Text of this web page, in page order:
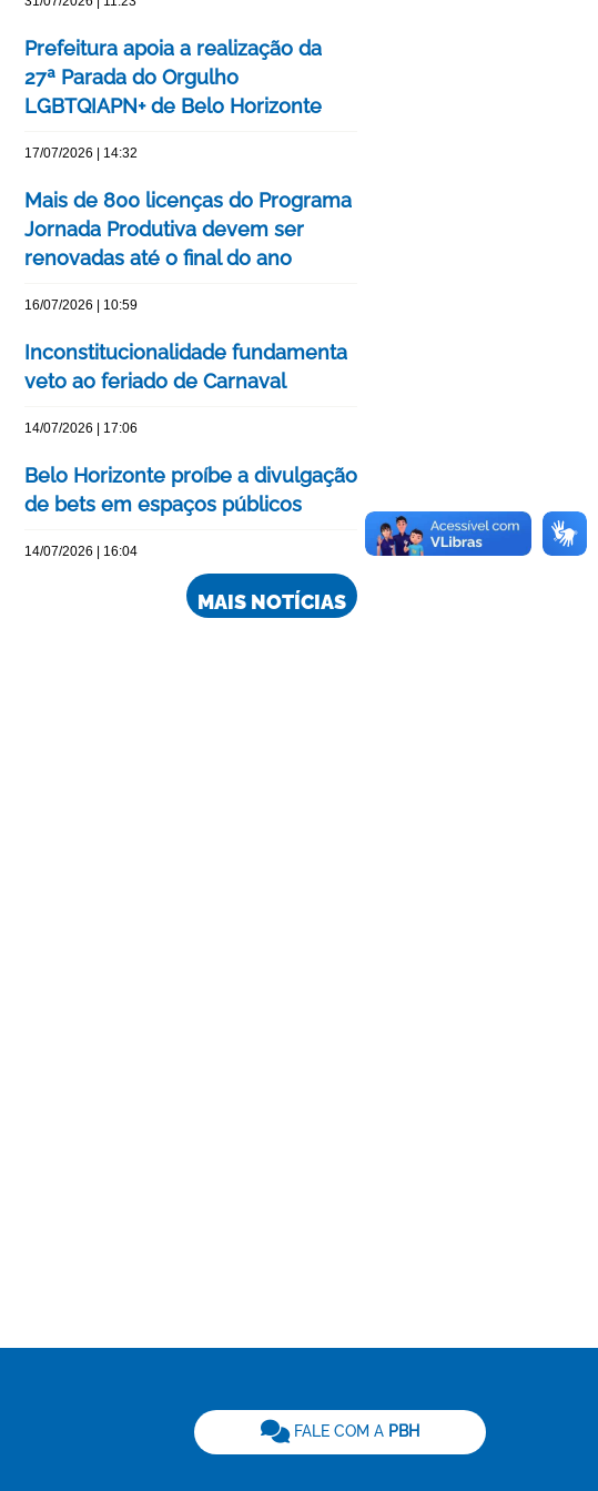
Prefeitura apoia a realização da
27ª Parada do Orgulho
LGBTQIAPN+ de Belo Horizonte
17/07/2026 | 14:32
Mais de 800 licenças do Programa
Jornada Produtiva devem ser
renovadas até o final do ano
16/07/2026 | 10:59
Inconstitucionalidade fundamenta
veto ao feriado de Carnaval
14/07/2026 | 17:06
Belo Horizonte proíbe a divulgação
de bets em espaços públicos
14/07/2026 | 16:04
MAIS NOTÍCIAS
FALE COM A PBH